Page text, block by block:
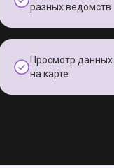
разных ведомств
Просмотр
на карте